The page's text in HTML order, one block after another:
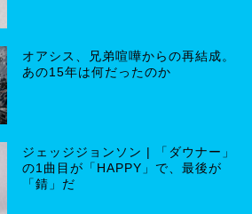
オアシス、兄弟喧嘩からの再結成。
あの15年は何だったのか
ジェッジジョンソン | 「ダウナー」
の1曲目が「HAPPY」で、最後が
「錆」だ